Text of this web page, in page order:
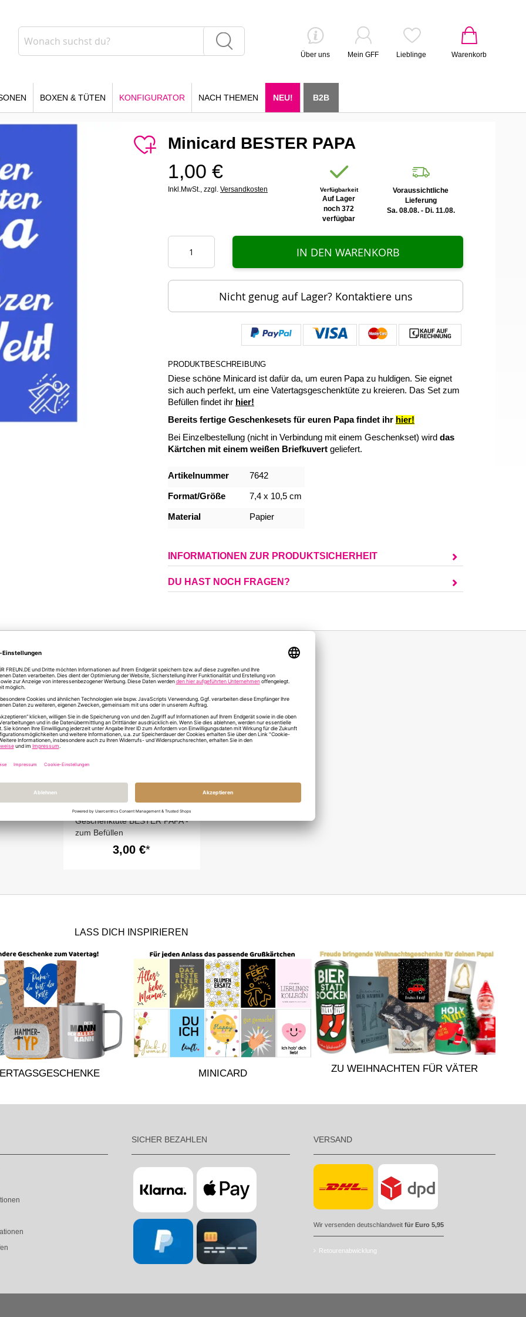
Warenkorb
Über uns Mein GFF Lieblinge
BOXEN & TÜTEN KONFIGURATOR NACH THEMEN NEU! B2B
Minicard BESTER PAPA
1,00 €
Inkl.MwSt., zzgl. Versandkosten Verfügbarkeit
Auf Lager
noch 372
verfügbar
Voraussichtliche
Lieferung
Sa. 08.08. - Di. 11.08.
IN DEN WARENKORB
Nicht genug auf Lager? Kontaktiere uns
PRODUKTBESCHREIBUNG
Diese schöne Minicard ist dafür da, um euren Papa zu huldigen. Sie eignet
sich auch perfekt, um eine Vatertagsgeschenktüte zu kreieren. Das Set zum
Befüllen findet ihr hier!
Bereits fertige Geschenkesets für euren Papa findet ihr hier!
Bei Einzelbestellung (nicht in Verbindung mit einem Geschenkset) wird das
Kärtchen mit einem weißen Briefkuvert geliefert.
Mehr
Artikelnummer 7642
Format/Größe 7,4 x 10,5 cm
Material Papier
INFORMATIONEN ZUR PRODUKTSICHERHEIT
DU HAST NOCH FRAGEN?
Geschenktüte BESTER PAPA -
zum Befüllen
3,00 €
LASS DICH INSPIRIEREN
MINICARD ZU WEIHNACHTEN FÜR VÄTER
SICHER BEZAHLEN VERSAND
Wir versenden deutschlandweit für Euro 5,95
Retourenabwicklung